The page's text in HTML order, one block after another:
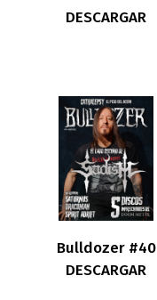
DESCARGAR
Bulldozer #40
DESCARGAR